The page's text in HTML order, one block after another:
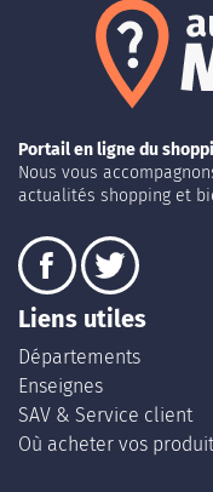
Portail en ligne du
Nous vous
actualités shopping et
Liens utiles
Départements
Enseignes
SAV & Service client
Où acheter vos